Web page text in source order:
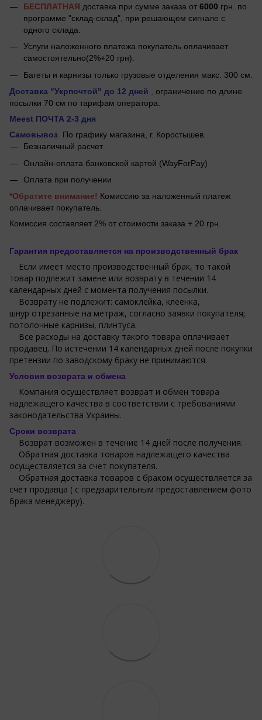
БЕСПЛАТНАЯ доставка при сумме заказа от 6000 грн. по
программе "склад-склад", при решающем сигнале с
одного склада.
Услуги наложенного платежа покупатель оплачивает
самостоятельно(2%+20 грн).
Багеты и карнизы только грузовые отделения макс. 300 см.
Доставка "Укрпочтой" до 12 дней
ограничение по длине
посылки 70 см по тарифам оператора.
Meest ПОЧТА 2-3 дня
Самовывоз
По графику магазина, г. Коростышев.
Безналичный расчет
Онлайн-оплата банковской картой (WayForPay)
Оплата при получении
*Обратите внимание! Комиссию за наложенный платеж
оплачивает покупатель.
Комиссия составляет 2% от стоимости заказа + 20 грн.
Гарантия предоставляется на производственный брак
Если имеет место производственный брак, то такой
товар подлежит замене или возврату в течении 14
календарных дней с момента получения посылки.
Возврату не подлежит: самоклейка, клеенка,
шнур отрезанные на метраж, согласно заявки покупателя;
потолочные карнизы, плинтуса.
Все расходы на доставку такого товара оплачивает
продавец. По истечении 14 календарных дней после покупки
претензии по заводскому браку не принимаются.
Условия возврата и обмена
Компания осуществляет возврат и обмен товара
надлежащего качества в соответствии с требованиями
законодательства Украины.
Сроки возврата
Возврат возможен в течение 14 дней после получения.
Обратная доставка товаров надлежащего качества
осуществляется за счет покупателя.
Обратная доставка товаров с браком осуществляется за
счет продавца ( с предварительным предоставлением фото
брака менеджеру).